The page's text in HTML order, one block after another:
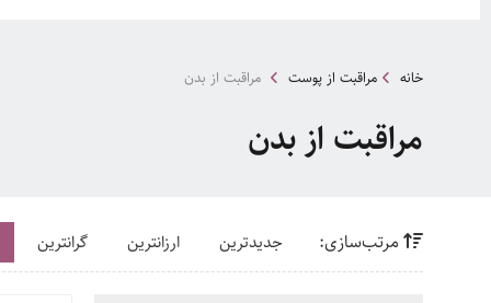
خانه مراقبت از پوست مراقبت از بدن
مراقبت از بدن
مرتب‌سازی: جدیدترین ارزانترین گرانترین